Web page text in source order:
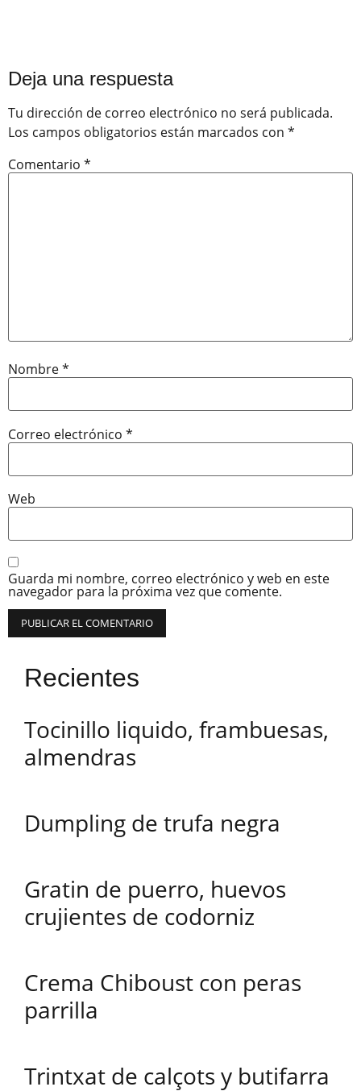
Deja una respuesta
Tu dirección de correo electrónico no será publicada.
Los campos obligatorios están marcados con *
Comentario *
Nombre*
Correo electrónico *
Web
Guarda mi nombre, correo electrónico y web en este
navegador para la próxima vez que comente.
Recientes
Tocinillo liquido, frambuesas,
almendras
Dumpling de trufa negra
Gratin de puerro, huevos
crujientes de codorniz
Crema Chiboust con peras
parrilla
Trintxat de calçots y butifarra